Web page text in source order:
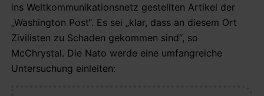
ins Weltkommunikationsnetz gestellten Artikel der
„Washington Post“. Es sei „klar, dass an diesem Ort
Zivilisten zu Schaden gekommen sind“, so
McChrystal. Die Nato werde eine umfangreiche
Untersuchung einleiten: